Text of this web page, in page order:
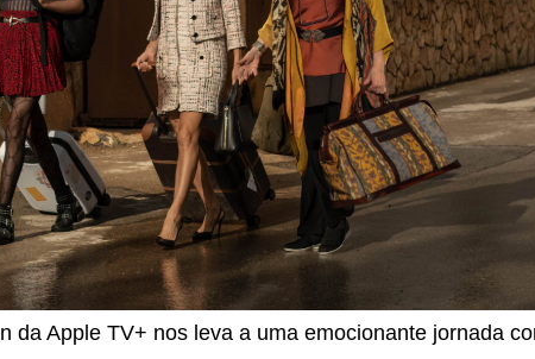
da Apple TV+ nos leva a uma emocionante jornada